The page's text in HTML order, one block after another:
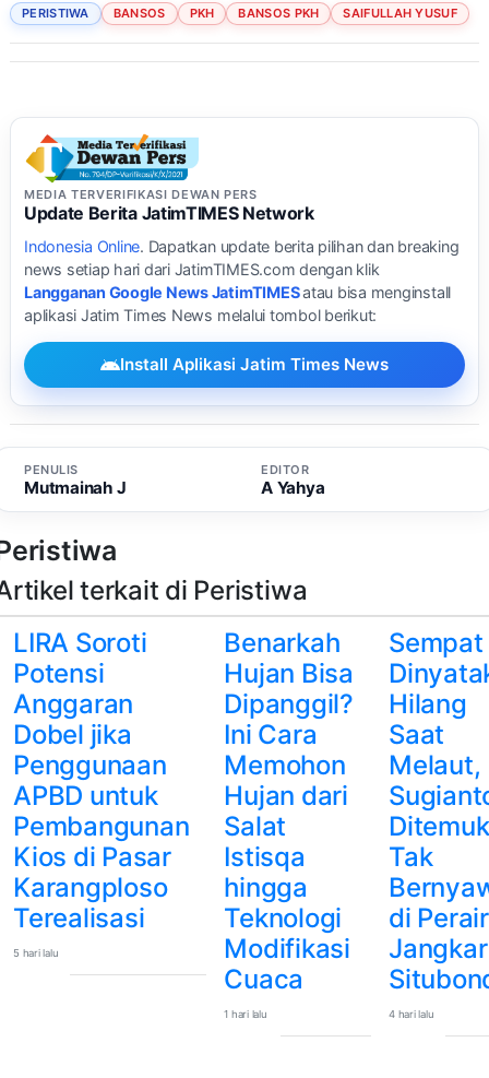
PERISTIWA BANSOS PKH BANSOS PKH SAIFULLAH YUSUF
MEDIA TERVERIFIKASI DEWAN PERS
Update Berita JatimTIMES Network
Indonesia Online. Dapatkan update berita pilihan dan breaking
news setiap hari dari JatimTIMES.com dengan klik
Langganan Google News JatimTIMESatau bisa menginstall
aplikasi Jatim Times News melalui tombol berikut:
Install Aplikasi Jatim Times News
PENULIS
Mutmainah J
EDITOR
A Yahya
terkait di Peristiwa
LIRA Soroti
Potensi
Anggaran
Dobel jika
Penggunaan
APBD untuk
Pembangunan
Kios di Pasar
Karangploso
Terealisasi
5 hari lalu
Benarkah
Hujan Bisa
Dipanggil?
Ini Cara
Memohon
Hujan dari
Salat
Istisqa
hingga
Teknologi
Modifikasi
Cuaca
1 hari lalu
Sempat
Hilang
Saat
Melaut,
Tak
di
Jangkar
4 hari lalu